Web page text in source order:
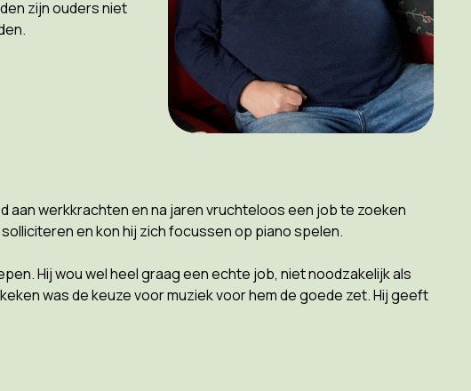
zijn ouders niet
aan werkkrachten en na jaren vruchteloos een job te zoeken
en kon hij zich focussen op piano spelen.
Hij wou wel heel graag een echte job, niet noodzakelijk als
was de keuze voor muziek voor hem de goede zet. Hij geeft